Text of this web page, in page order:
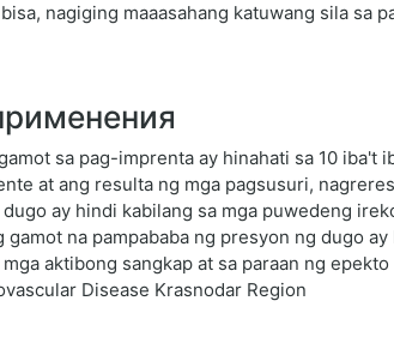
nagiging maaasahang katuwang sila sa
sa pag-imprenta ay hinahati sa 10
at ang resulta ng mga pagsusuri,
ay hindi kabilang sa mga puwedeng
gamot na pampababa ng presyon ng dugo
aktibong sangkap at sa paraan ng
Disease Krasnodar Region